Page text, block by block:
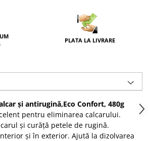
PLATA LA LIVRARE
și antirugină,Eco Confort, 480g
pentru eliminarea calcarului.
și curăță petele de rugină.
și în exterior. Ajută la dizolvarea